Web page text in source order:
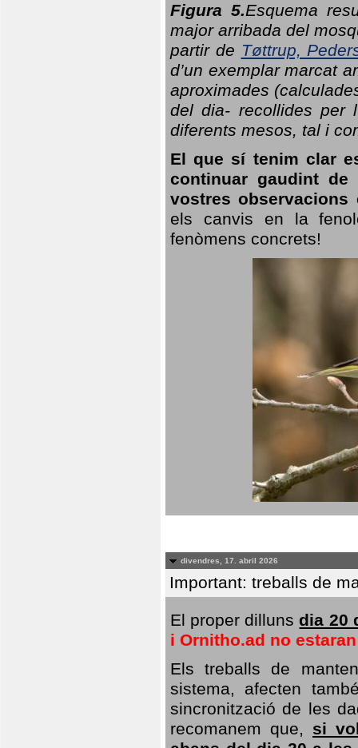
Figura 5.Esquema
major arribada del
partir de Tøttrup,
d’un exemplar marcat
aproximades
del dia- recollides per
diferents mesos, tal i
El que sí tenim clar
continuar gaudint
vostres
els canvis en la
fenòmens concrets!
divendres, 17. abril 2026
Important: treballs de
El proper dilluns dia 20
i Ornitho.ad no
Els treballs de
sistema, afecten
sincronització de les
recomanem que, si